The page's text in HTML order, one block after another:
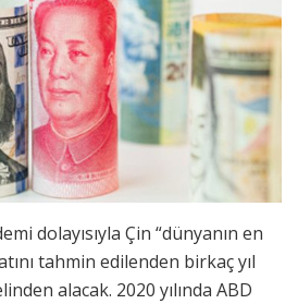
dolayısıyla Çin “dünyanın en
tahmin edilenden birkaç yıl
alacak. 2020 yılında ABD